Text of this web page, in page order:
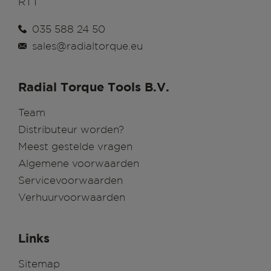
035 588 24 50
sales@radialtorque.eu
Radial Torque Tools B.V.
Team
Distributeur worden?
Meest gestelde vragen
Algemene voorwaarden
Servicevoorwaarden
Verhuurvoorwaarden
Links
Sitemap